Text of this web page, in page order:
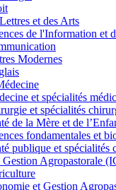
et des Arts
de l'Information et
Modernes
et spécialités
et spécialités
de la Mère et de
fondamentales et
publique et spécialités
Gestion Agropastorale
et Gestion